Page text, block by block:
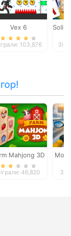
Vex 6
103,876
Mahjong 3D
46,820